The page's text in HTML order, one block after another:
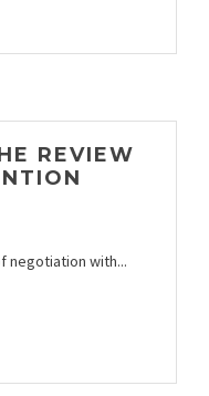
REVIEW
negotiation with...